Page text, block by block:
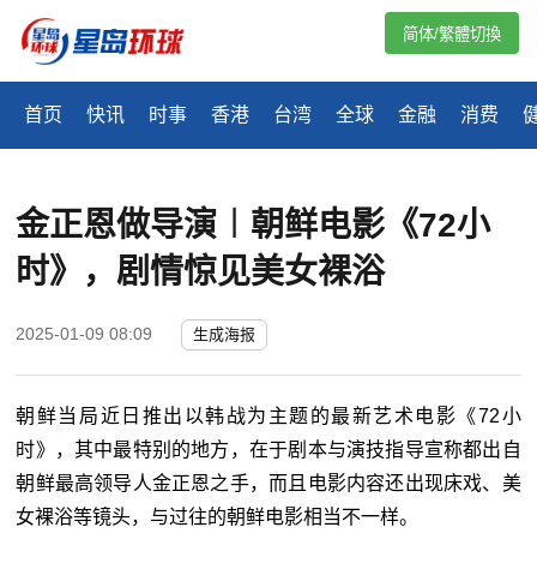
首页 快讯 时事 香港 台湾 全球 金融 消费
简体/繁體切換
金正恩做导演︱朝鲜电影《72小
时》，剧情惊见美女裸浴
2025-01-09 08:09 生成海报
朝鲜当局近日推出以韩战为主题的最新艺术电影《72小
时》，其中最特别的地方，在于剧本与演技指导宣称都出自
朝鲜最高领导人金正恩之手，而且电影内容还出现床戏、美
女裸浴等镜头，与过往的朝鲜电影相当不一样。